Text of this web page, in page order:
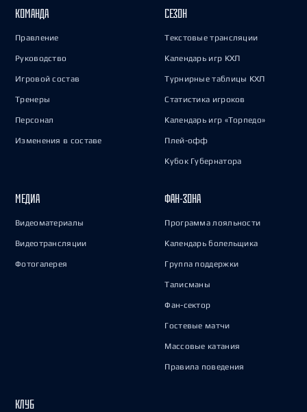
КОМАНДА
Правление
Руководство
Игровой состав
Тренеры
Персонал
Изменения в составе
СЕЗОН
Текстовые трансляции
Календарь игр КХЛ
Турнирные таблицы КХЛ
Статистика игроков
Календарь игр «Торпедо»
Плей-офф
Кубок Губернатора
МЕДИА
Видеоматериалы
Видеотрансляции
Фотогалерея
ФАН-ЗОНА
Программа лояльности
Календарь болельщика
Группа поддержки
Талисманы
Фан-сектор
Гостевые матчи
Массовые катания
Правила поведения
КЛУБ